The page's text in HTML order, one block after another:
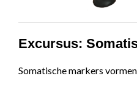
Excursus:
Somatische markers